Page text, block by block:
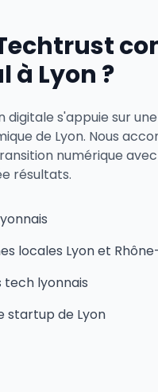
Lyon ?
s'appuie sur une
de Lyon. Nous
numérique
résultats.
locales Lyon et
tech lyonnais
startup de Lyon